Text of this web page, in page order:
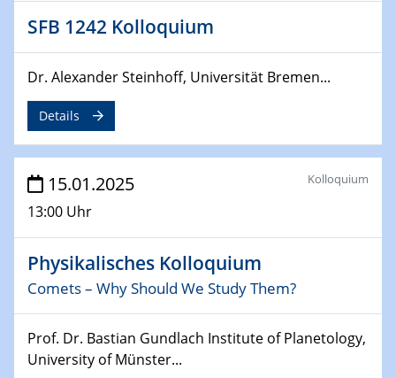
24.02.2025
CENIDE-BGU Seminar
WIN & CENIDE Seminar Series on 2D-
MATURE
27.02.2025
Sfb-trr247-all Seminar
18.03.2025 - 19.03.2025
Kooperationsseminar
Elektrolyse/Brennstoffzelle
EIC Pathfinder
EU funding for early stage scientific, technological or
SFB 1242 Kolloquium
Dr. Alexander Steinhoff, Universität Bremen...
Details
15.01.2025
13:00 Uhr
Kolloquium
Physikalisches Kolloquium
Comets – Why Should We Study Them?
Prof. Dr. Bastian Gundlach Institute of Planetology,
University of Münster...